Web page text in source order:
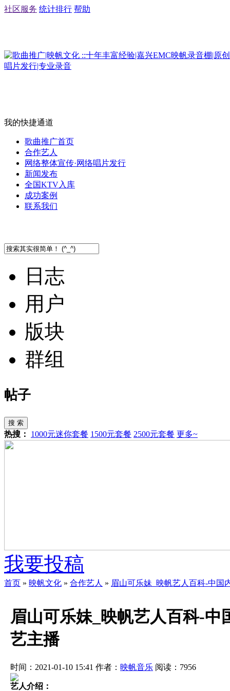
社区服务 统计排行 帮助
我的快捷通道
歌曲推广首页
合作艺人
网络整体宣传·网络唱片发行
新闻发布
全国KTV入库
成功案例
联系我们
日志
用户
版块
群组
帖子
搜 索
热搜： 1000元迷你套餐 1500元套餐 2500元套餐 更多~
我要投稿
首页 » 映帆文化 » 合作艺人 » 眉山可乐妹_映帆艺人百科-中国
眉山可乐妹_映帆艺人百科-
艺主播
时间：2021-01-10 15:41 作者： 映帆音乐 阅读： 7956
艺人介绍：